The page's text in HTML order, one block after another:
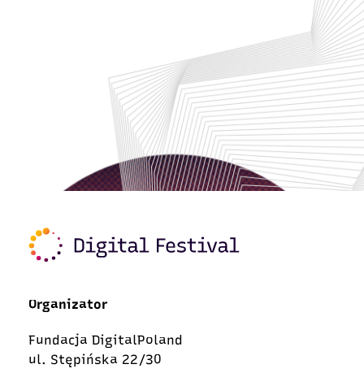
Organizator
Fundacja DigitalPoland
ul. Stępińska 22/30